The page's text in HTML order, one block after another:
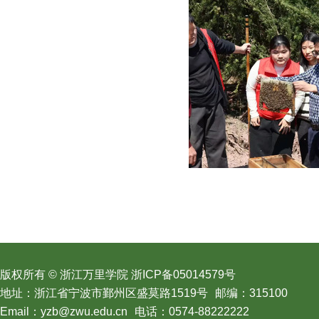
版权所有 © 浙江万里学院 浙ICP备05014579号
地址：浙江省宁波市鄞州区盛莫路1519号
邮编：315100
Email：yzb@zwu.edu.cn
电话：0574-88222222